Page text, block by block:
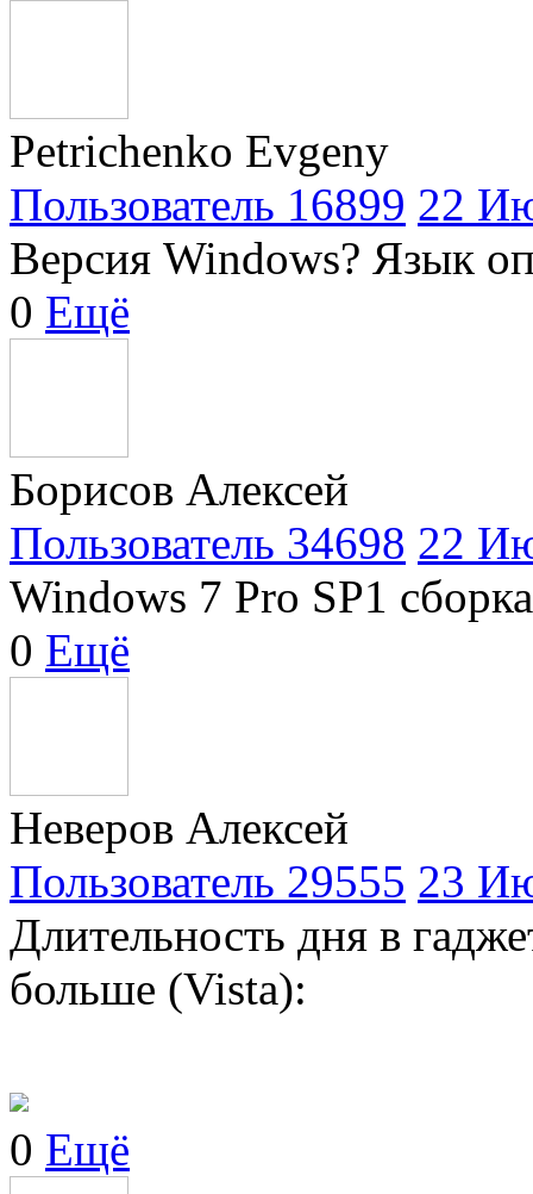
Petrichenko Evgeny
Пользователь 16899 22
Версия Windows? Язык
0 Ещё
Борисов Алексей
Пользователь 34698 22
Windows 7 Pro SP1
0 Ещё
Неверов Алексей
Пользователь 29555 23
Длительность дня в
больше (Vista):
0 Ещё